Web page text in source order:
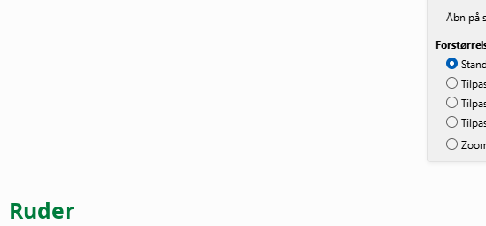
Ruder